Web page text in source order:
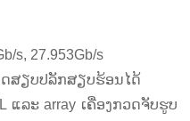
s, 27.953Gb/s
ດສຽບປລັກສຽບຮ້ອນໄດ້
ແລະ array ເຄື່ອງກວດຈັບຮູບ